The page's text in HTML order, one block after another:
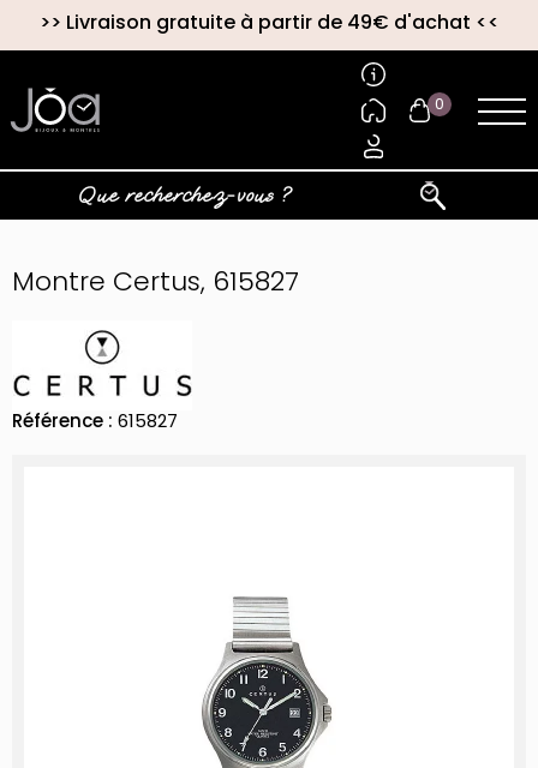
>> Livraison gratuite à partir de 49€ d'achat <<
0
Montre Certus, 615827
Référence : 615827